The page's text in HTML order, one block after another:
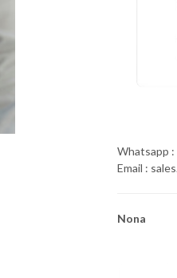
Whatsapp
Email :
Nona